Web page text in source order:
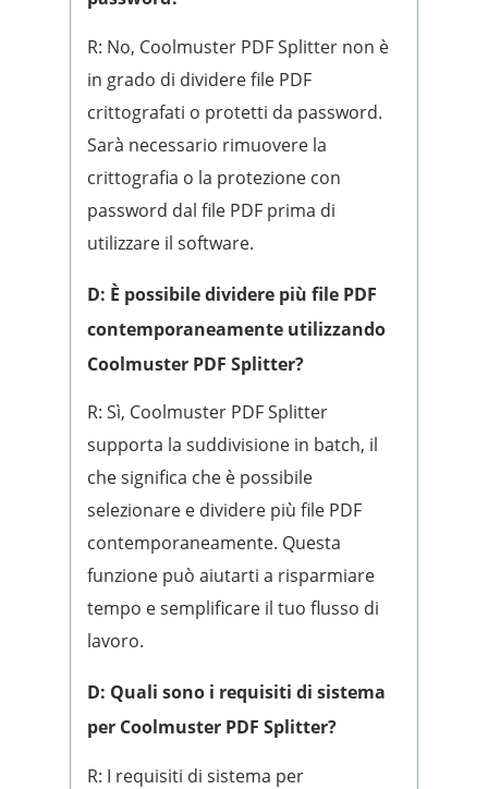
R: No, Coolmuster PDF Splitter non è
in grado di dividere file PDF
crittografati o protetti da password.
Sarà necessario rimuovere la
crittografia o la protezione con
password dal file PDF prima di
utilizzare il software.
D: È possibile dividere più file PDF
contemporaneamente utilizzando
Coolmuster PDF Splitter?
R: Sì, Coolmuster PDF Splitter
supporta la suddivisione in batch, il
che significa che è possibile
selezionare e dividere più file PDF
contemporaneamente. Questa
funzione può aiutarti a risparmiare
tempo e semplificare il tuo flusso di
lavoro.
D: Quali sono i requisiti di sistema
per Coolmuster PDF Splitter?
R: I requisiti di sistema per